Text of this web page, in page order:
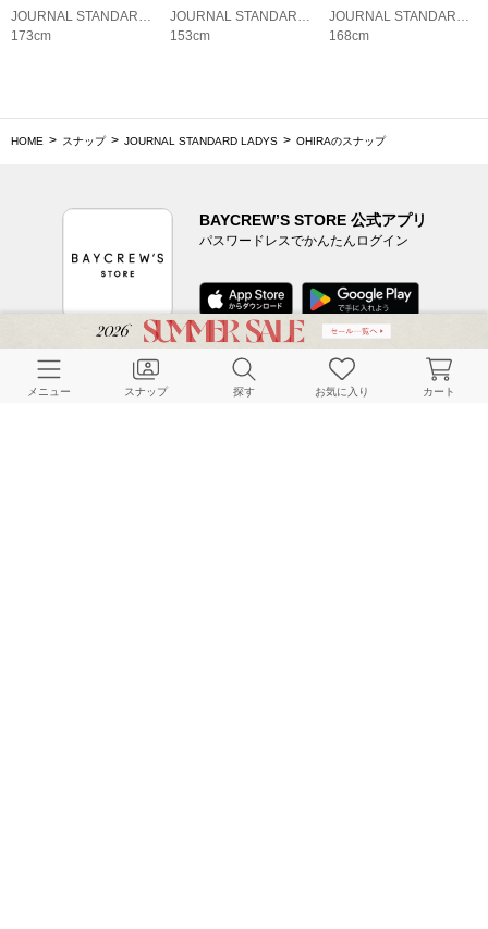
JOURNAL STANDARD LADYS
173cm
JOURNAL STANDARD LADYS
153cm
JOURNAL STANDARD LADYS
168cm
HOME スナップ JOURNAL STANDARD LADYS OHIRAのスナップ
BAYCREW’S STORE 公式アプリ
パスワードレスでかんたんログイン
CUSTOMER SERVICE
メニュー スナップ 探す お気に入り カート